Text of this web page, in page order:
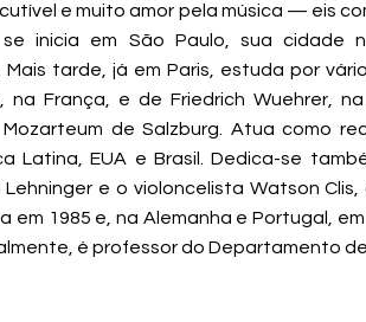
e muito amor pela música — eis
inicia em São Paulo, sua cidade
tarde, já em Paris, estuda por
França, e de Friedrich Wuehrer,
de Salzburg. Atua como
Latina, EUA e Brasil. Dedica-se
e o violoncelista Watson Clis,
1985 e, na Alemanha e Portugal,
é professor do Departamento de